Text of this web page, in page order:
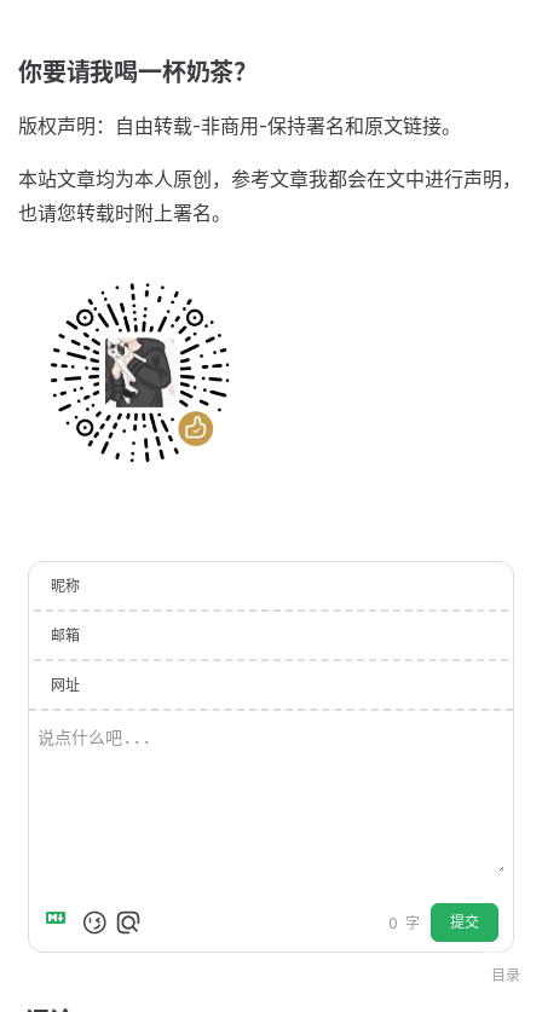
你要请我喝一杯奶茶？
版权声明：自由转载-非商用-保持署名和原文链接。
本站文章均为本人原创，参考文章我都会在文中进行声明，
也请您转载时附上署名。
昵称
邮箱
网址
0 字 提交
目录